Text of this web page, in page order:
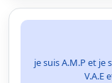
je suis A.M.P et
V.A.E